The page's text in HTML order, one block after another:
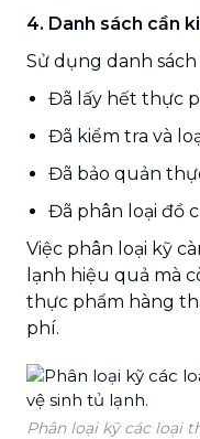
4. Danh sách cần
Sử dụng danh
Đã lấy hết thực
Đã kiểm tra và
Đã bảo quản
Đã phân loại đồ
Việc phân loại kỹ
lạnh hiệu quả mà
thực phẩm hàng
phí.
Phân loại kỹ các loại